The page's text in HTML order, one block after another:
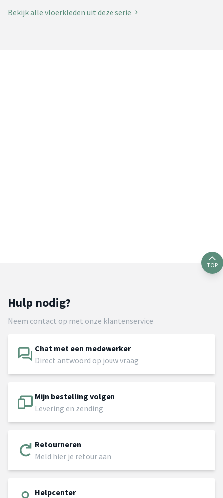
Bekijk alle vloerkleden uit deze serie
TOP
Hulp nodig?
Neem contact op met onze klantenservice
Chat met een medewerker
Direct antwoord op jouw vraag
Mijn bestelling volgen
Levering en zending
Retourneren
Meld hier je retour aan
Helpcenter